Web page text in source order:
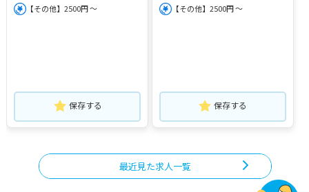
【その他】2500円 ～
保存する
【その他】2500円 ～
保存する
最近見た求人一覧